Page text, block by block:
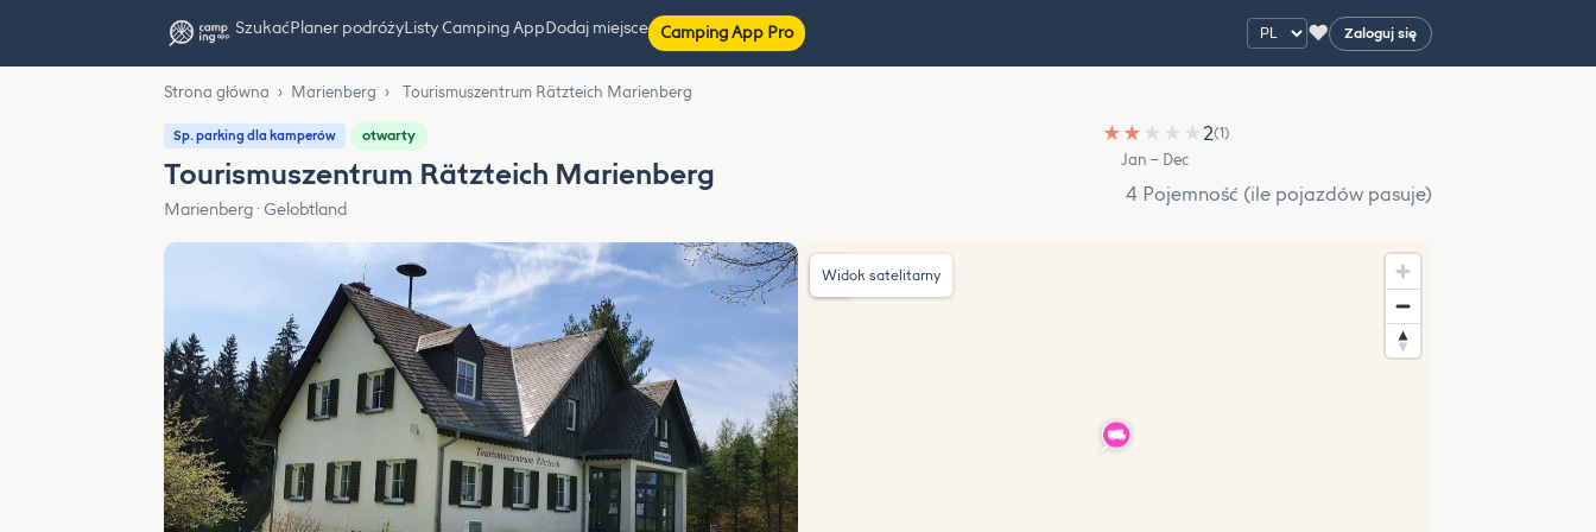
SzukaćPlaner podróżyListy Camping AppDodaj miejsce Camping App Pro ♥ Zaloguj się
Strona główna › Marienberg › Tourismuszentrum Rätzteich Marienberg
Sp. parking dla kamperów otwarty
Tourismuszentrum Rätzteich Marienberg
Marienberg · Gelobtland
★ ★ ★ ★ ★2(1)
Jan – Dec
4 Pojemność (ile pojazdów pasuje)
Widok satelitarny